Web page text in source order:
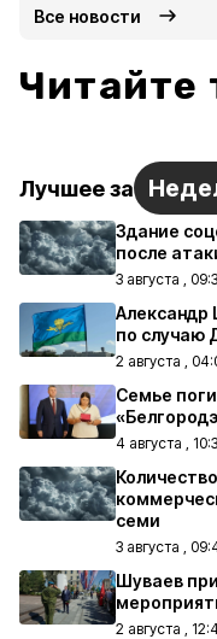
Все новости
Читайте
Лучшее за
Здание
после
3 августа ,
Александр
по случаю
2 августа ,
Семье
4 августа ,
семи
3 августа ,
Шуваев
2 августа ,